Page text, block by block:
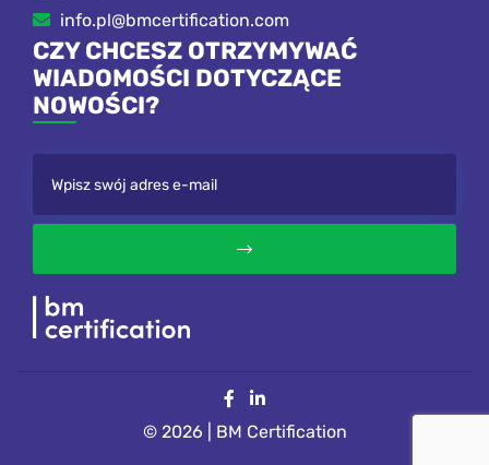
info.pl@bmcertification.com
CZY CHCESZ OTRZYMYWAĆ
WIADOMOŚCI DOTYCZĄCE
NOWOŚCI?
© 2026 | BM Certification